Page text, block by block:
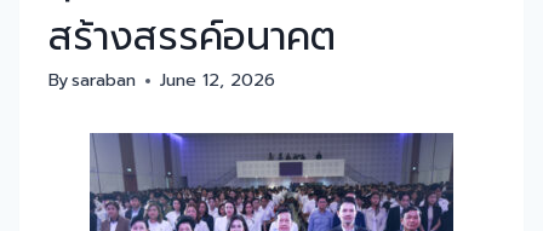
สร้างสรรค์อนาคต
Bysaraban June 12, 2026